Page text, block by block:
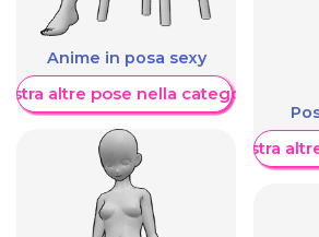
Anime in posa sexy
altre pose nella categoria
Mostra